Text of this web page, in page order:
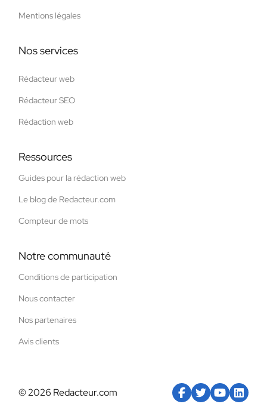
Mentions légales
Nos services
Rédacteur web
Rédacteur SEO
Rédaction web
Ressources
Guides pour la rédaction web
Le blog de Redacteur.com
Compteur de mots
Notre communauté
Conditions de participation
Nous contacter
Nos partenaires
Avis clients
© 2026 Redacteur.com